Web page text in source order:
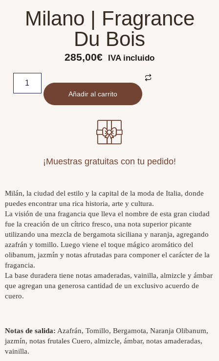
Milano | Fragrance
Du Bois
285,00€ IVA incluido
Añadir al carrito
¡Muestras gratuitas con tu pedido!
Milán, la ciudad del estilo y la capital de la moda de Italia, donde
puedes encontrar una rica historia, arte y cultura.
La visión de una fragancia que lleva el nombre de esta gran ciudad
fue la creación de un cítrico fresco, una nota superior picante
utilizando una mezcla de bergamota siciliana y naranja, agregando
azafrán y tomillo. Luego viene el toque mágico aromático del
olibanum, jazmín y notas afrutadas para componer el carácter de la
fragancia.
La base duradera tiene notas amaderadas, vainilla, almizcle y ámbar
que agregan una generosa cantidad de un exclusivo acuerdo de
cuero.
Notas de salida: Azafrán, Tomillo, Bergamota, Naranja Olibanum,
jazmín, notas frutales Cuero, almizcle, ámbar, notas amaderadas,
vainilla.